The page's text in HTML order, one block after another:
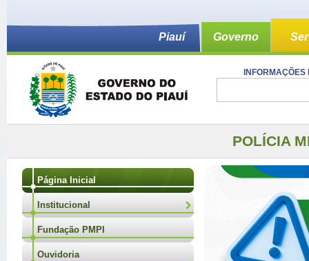
Piauí Governo
POLÍCIA
Página Inicial
Institucional
Fundação PMPI
Ouvidoria